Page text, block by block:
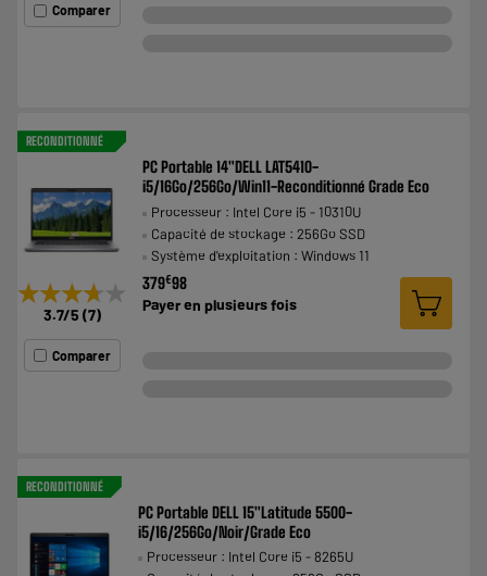
Comparer
RECONDITIONNÉ
★★★★★
★★★★★
3.7/5 (7)
Comparer
PC Portable 14"DELL LAT5410-
i5/16Go/256Go/Win11-Reconditionné Grade Eco
Processeur : Intel Core i5 - 10310U
Capacité de stockage : 256Go SSD
Système d'exploitation : Windows 11
379€98
Payer en plusieurs fois
RECONDITIONNÉ
PC Portable DELL 15"Latitude 5500-
i5/16/256Go/Noir/Grade Eco
Processeur : Intel Core i5 - 8265U